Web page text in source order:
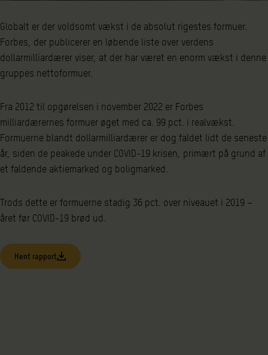
Globalt er der voldsomt vækst i de absolut rigestes formuer.
Forbes, der publicerer en løbende liste over verdens
dollarmilliardærer viser, at der har været en enorm vækst i denne
gruppes nettoformuer.
Fra 2012 til opgørelsen i november 2022 er Forbes
milliardærernes formuer øget med ca. 99 pct. i realvækst.
Formuerne blandt dollarmilliardærer er dog faldet lidt de seneste
år, siden de peakede under COVID-19 krisen, primært på grund af
et faldende aktiemarked og boligmarked.
Trods dette er formuerne stadig 36 pct. over niveauet i 2019 –
året før COVID-19 brød ud.
Hent rapport